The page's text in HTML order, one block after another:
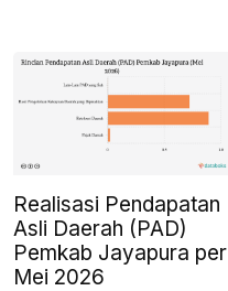
Realisasi Pendapatan
Asli Daerah (PAD)
Pemkab Jayapura per
Mei 2026